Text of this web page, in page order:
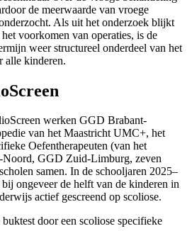
de meerwaarde van vroege
Als uit het onderzoek blijkt
voorkomen van operaties, is de
weer structureel onderdeel van het
alle kinderen.
werken GGD Brabant-
van het Maastricht UMC+, het
Oefentherapeuten (van het
GGD Zuid-Limburg, zeven
samen. In de schooljaren 2025–
ongeveer de helft van de kinderen in
actief gescreend op scoliose.
door een scoliose specifieke